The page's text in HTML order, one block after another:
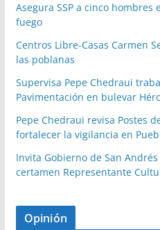
Asegura SSP a cinco hombres
fuego
Centros Libre-Casas Carmen
las poblanas
Supervisa Pepe Chedraui
Pavimentación en bulevar
Pepe Chedraui revisa Postes
fortalecer la vigilancia en
Invita Gobierno de San
certamen Representante
Opinión